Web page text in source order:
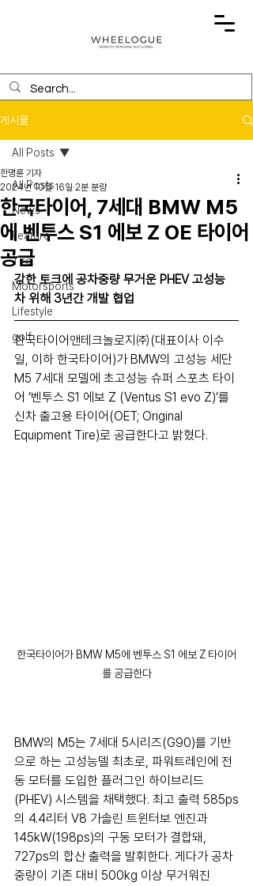
게시물
All Posts
News
Feature
Tire
Motorsports
Lifestyle
golf
All Posts
한국타이어, 7세대 BMW M5
에 벤투스 S1 에보 Z OE 타이어
공급
한명륜 기자
2024년 10월 16일 2분 분량
강한 토크에 공차중량 무거운 PHEV 고성능
차 위해 3년간 개발 협업
한국타이어앤테크놀로지㈜(대표이사 이수
일, 이하 한국타이어)가 BMW의 고성능 세단
M5 7세대 모델에 초고성능 슈퍼 스포츠 타이
어 ‘벤투스 S1 에보 Z (Ventus S1 evo Z)’를
신차 출고용 타이어(OET; Original
Equipment Tire)로 공급한다고 밝혔다.
한국타이어가 BMW M5에 벤투스 S1 에보 Z 타이어
를 공급한다
BMW의 M5는 7세대 5시리즈(G90)를 기반
으로 하는 고성능델 최초로, 파워트레인에 전
동 모터를 도입한 플러그인 하이브리드
(PHEV) 시스템을 채택했다. 최고 출력 585ps
의 4.4리터 V8 가솔린 트윈터보 엔진과
145kW(198ps)의 구동 모터가 결합돼,
727ps의 합산 출력을 발휘한다. 게다가 공차
중량이 기존 대비 500kg 이상 무거워진